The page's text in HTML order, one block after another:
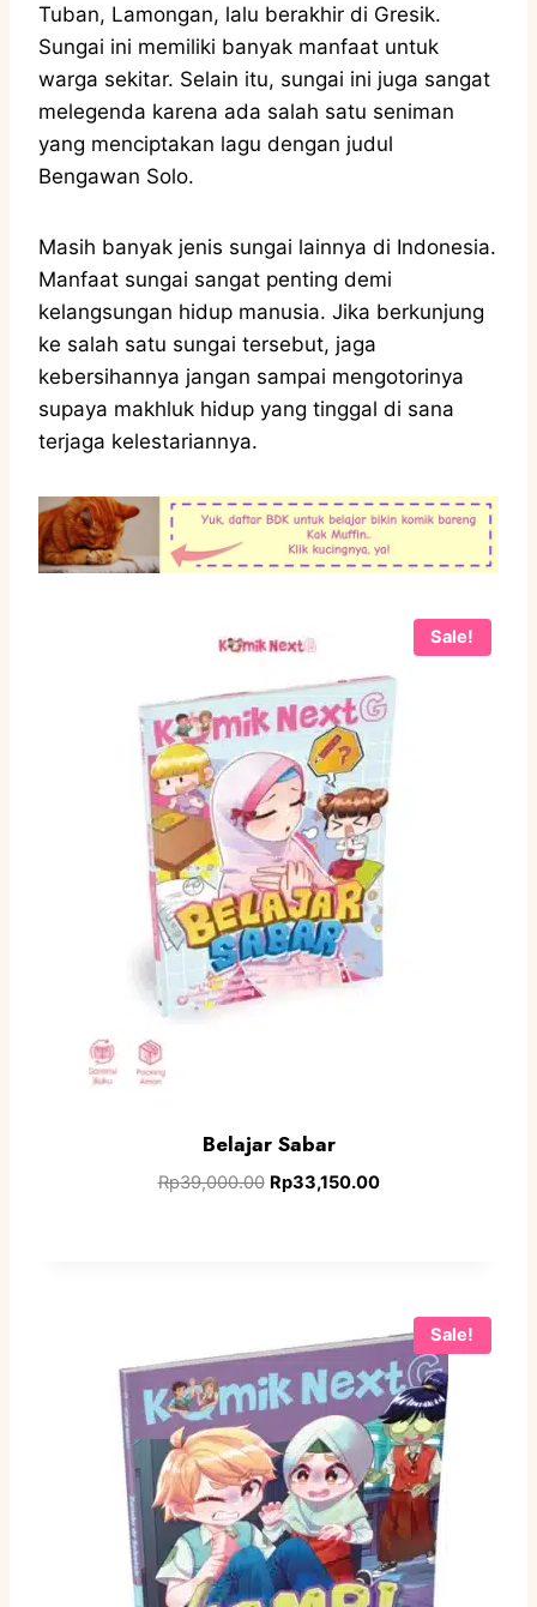
Tuban, Lamongan, lalu berakhir di Gresik.
Sungai ini memiliki banyak manfaat untuk
warga sekitar. Selain itu, sungai ini juga sangat
melegenda karena ada salah satu seniman
yang menciptakan lagu dengan judul
Bengawan Solo.
Masih banyak jenis sungai lainnya di Indonesia.
Manfaat sungai sangat penting demi
kelangsungan hidup manusia. Jika berkunjung
ke salah satu sungai tersebut, jaga
kebersihannya jangan sampai mengotorinya
supaya makhluk hidup yang tinggal di sana
terjaga kelestariannya.
Sale!
Belajar Sabar
Rp39,000.00 Rp33,150.00
Sale!